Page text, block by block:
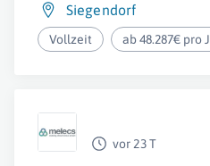
Siegendorf
Vollzeit ab 48.287€ pro
vor 23 T